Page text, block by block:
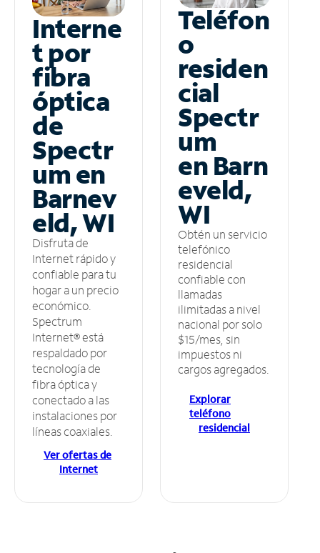
Interne
t por
fibra
óptica
de
Spectr
um en
Barnev
eld, WI
Disfruta de
Internet rápido y
confiable para tu
hogar a un precio
económico.
Spectrum
Internet® está
respaldado por
tecnología de
fibra óptica y
conectado a las
instalaciones por
líneas coaxiales.
Ver ofertas de
Internet
Teléfon
o
residen
cial
Spectr
um
en Barn
eveld,
WI
Obtén un servicio
telefónico
residencial
confiable con
llamadas
ilimitadas a nivel
nacional por solo
$15/mes, sin
impuestos ni
cargos agregados.
Explorar
teléfono
residencial